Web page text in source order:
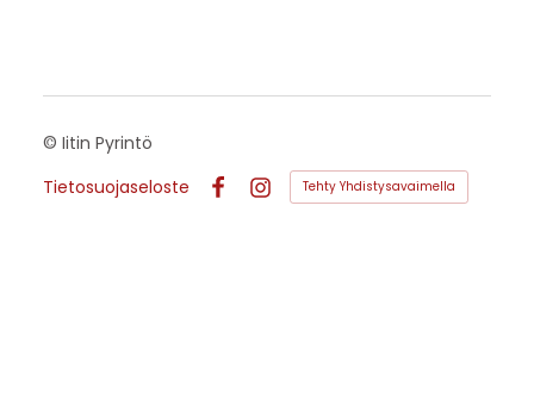
© Iitin Pyrintö
Tietosuojaseloste
Instagram
Tehty Yhdistysavaimella